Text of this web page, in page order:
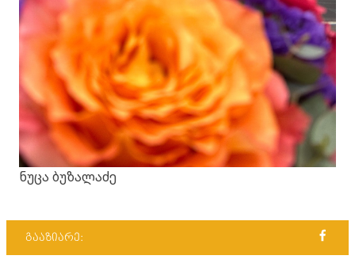
ნუცა ბუზალაძე
გააზიარე: